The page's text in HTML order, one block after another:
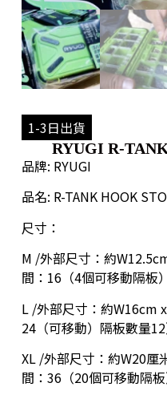
1-3日出貨
RYUGI R-
品牌: RYUGI
品名: R-TANK HOOK
尺寸：
M /外部尺寸：約
間：16（4個可移動隔板）
L /外部尺寸：約W16cm
24（可移動）隔板數量12
XL /外部尺寸：約W20厘
間：36（20個可移動隔板